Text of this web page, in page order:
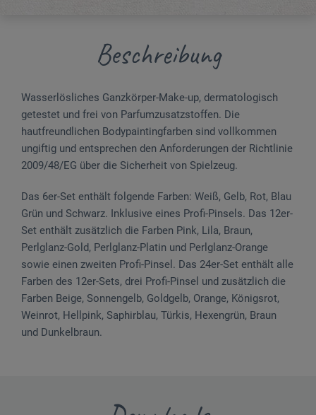
Beschreibung
Wasserlösliches Ganzkörper-Make-up, dermatologisch
getestet und frei von Parfumzusatzstoffen. Die
hautfreundlichen Bodypaintingfarben sind vollkommen
ungiftig und entsprechen den Anforderungen der Richtlinie
2009/48/EG über die Sicherheit von Spielzeug.
Das 6er-Set enthält folgende Farben: Weiß, Gelb, Rot, Blau
Grün und Schwarz. Inklusive eines Profi-Pinsels. Das 12er-
Set enthält zusätzlich die Farben Pink, Lila, Braun,
Perlglanz-Gold, Perlglanz-Platin und Perlglanz-Orange
sowie einen zweiten Profi-Pinsel. Das 24er-Set enthält alle
Farben des 12er-Sets, drei Profi-Pinsel und zusätzlich die
Farben Beige, Sonnengelb, Goldgelb, Orange, Königsrot,
Weinrot, Hellpink, Saphirblau, Türkis, Hexengrün, Braun
und Dunkelbraun.